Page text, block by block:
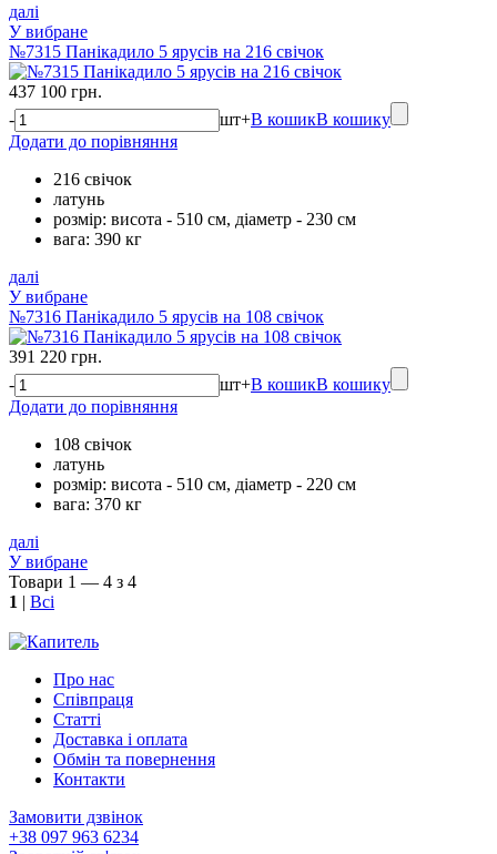
далі
У вибране
№7315 Панікадило 5 ярусів на 216 свічок
437 100 грн.
-
шт+В кошикВ кошику
Додати до порівняння
216 свічок
латунь
розмір: висота - 510 см, діаметр - 230 см
вага: 390 кг
далі
У вибране
№7316 Панікадило 5 ярусів на 108 свічок
391 220 грн.
-
шт+В кошикВ кошику
Додати до порівняння
108 свічок
латунь
розмір: висота - 510 см, діаметр - 220 см
вага: 370 кг
далі
У вибране
Товари 1 — 4 з 4
1 | Всі
Про нас
Співпраця
Статті
Доставка і оплата
Обмін та повернення
Контакти
Замовити дзвінок
+38 097 963 6234